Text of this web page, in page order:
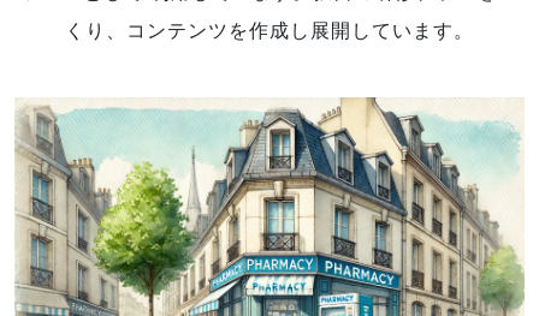
くり、コンテンツを作成し展開しています。